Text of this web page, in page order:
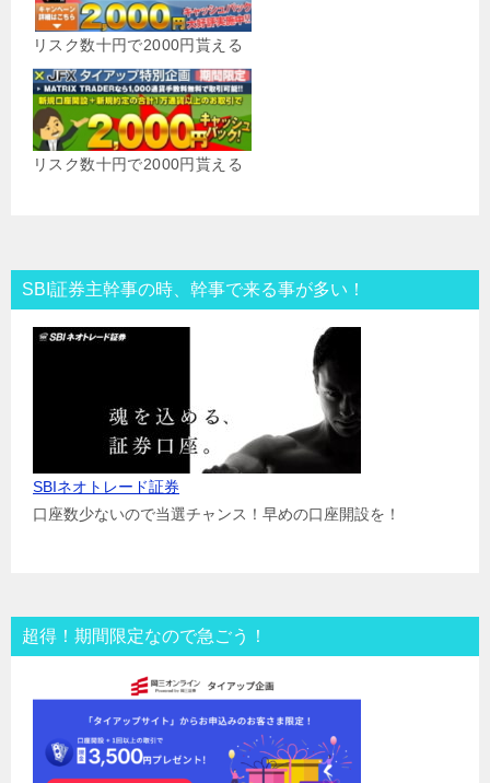
リスク数十円で2000円貰える
リスク数十円で2000円貰える
SBI証券主幹事の時、幹事で来る事が多い！
SBIネオトレード証券
口座数少ないので当選チャンス！早めの口座開設を！
超得！期間限定なので急ごう！